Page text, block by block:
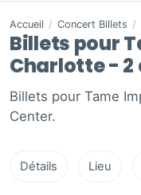
Accueil / Concert Billets /
Billets pour
Charlotte - 2
Billets pour Tame
Center.
Détails Lieu